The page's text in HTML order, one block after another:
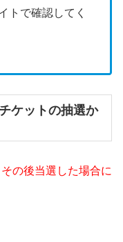
トで確認してく
ケットの抽選か
の後当選した場合に